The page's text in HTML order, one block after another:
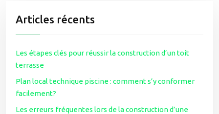
Articles récents
Les étapes clés pour réussir la construction d’un toit
terrasse
Plan local technique piscine : comment s’y conformer
facilement?
Les erreurs fréquentes lors de la construction d’une